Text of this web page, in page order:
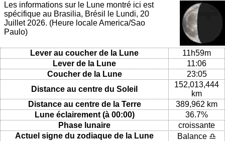
Les informations sur le Lune montré ici est
spécifique au Brasilia, Brésil le Lundi, 20
Juillet 2026. (Heure locale America/Sao
Paulo)
Lever au coucher de la Lune
11h59m
Lever de la Lune
11:06
Coucher de la Lune
23:05
Distance au centre du Soleil
152,013,444
km
Distance au centre de la Terre
389,962 km
Lune éclairement (à 00:00)
36.7%
Phase lunaire
croissante
Actuel signe du zodiaque de la Lune
Balance ♎